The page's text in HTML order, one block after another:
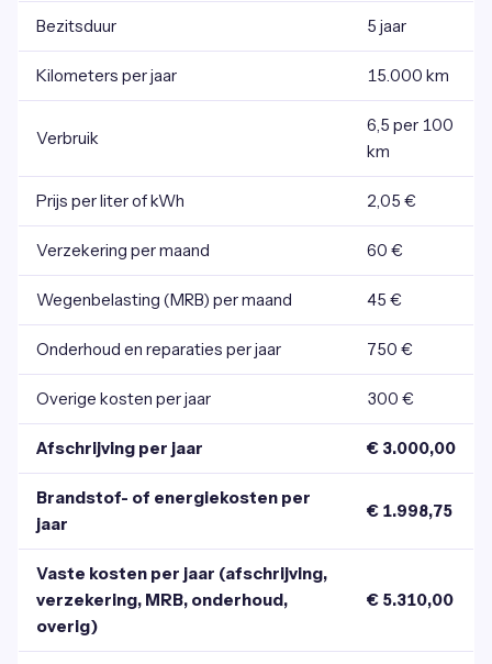
Bezitsduur 5 jaar
Kilometers per jaar 15.000 km
Verbruik
6,5 per 100
km
Prijs per liter of kWh 2,05 €
Verzekering per maand 60 €
Wegenbelasting (MRB) per maand 45 €
Onderhoud en reparaties per jaar 750 €
Overige kosten per jaar 300 €
Afschrijving per jaar € 3.000,00
Brandstof- of energiekosten per
jaar
€ 1.998,75
Vaste kosten per jaar (afschrijving,
verzekering, MRB, onderhoud,
overig)
€ 5.310,00